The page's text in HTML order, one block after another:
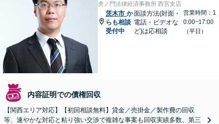
虎ノ門法律経済事務所 西宮支店
茨木市 か
らも相談
受付中
面談方法(対面・
電話・ビデオな
ど)は応相談
営業時間：1
0:00~17:00
（平日）
内容証明での債権回収
【関西エリア対応】【初回相談無料】貸金／売掛金／製作費の回収
等、速やかな対応と粘り強い交渉で複雑な事案も回収実績多数。第三